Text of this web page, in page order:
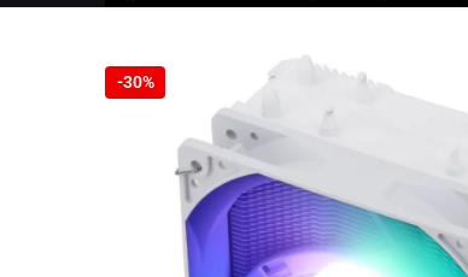
-30%